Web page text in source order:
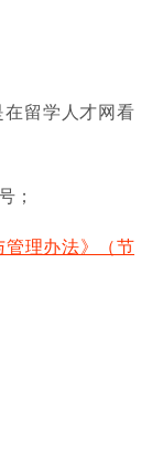
在留学人才网看
；
管理办法》（节